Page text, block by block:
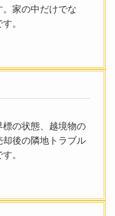
家の中だけでな
。
の状態、越境物の
後の隣地トラブル
。